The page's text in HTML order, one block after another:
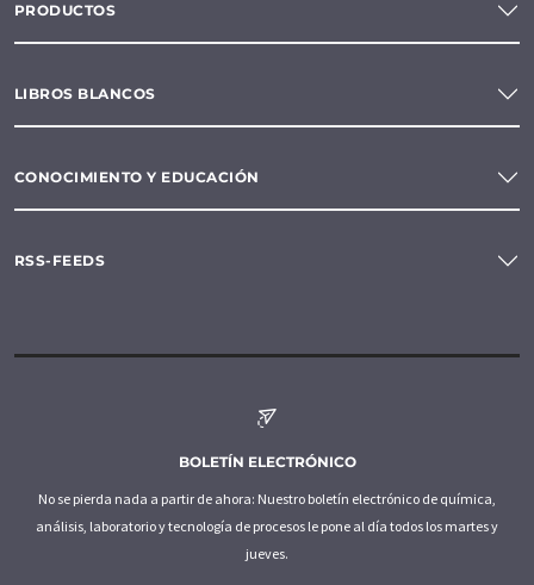
PRODUCTOS
LIBROS BLANCOS
CONOCIMIENTO Y EDUCACIÓN
RSS-FEEDS
BOLETÍN ELECTRÓNICO
No se pierda nada a partir de ahora: Nuestro boletín electrónico de química,
análisis, laboratorio y tecnología de procesos le pone al día todos los martes y
jueves.